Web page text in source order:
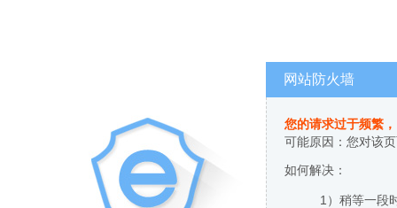
网站防火墙
您的请求过于频繁
可能原因：您对该
如何解决：
1）稍等一段